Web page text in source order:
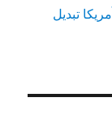
تبدیل